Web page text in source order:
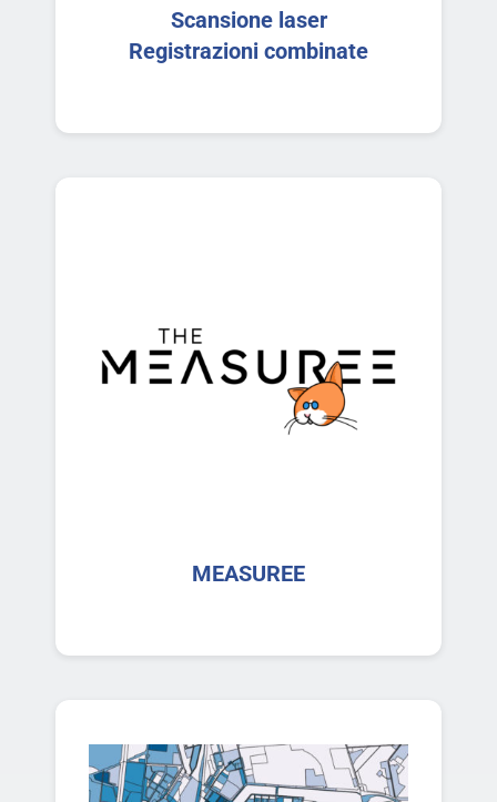
Scansione laser
Registrazioni combinate
MEASUREE